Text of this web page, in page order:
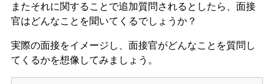
またそれに関することで追加質問されるとしたら、面接
官はどんなことを聞いてくるでしょうか？
実際の面接をイメージし、面接官がどんなことを質問し
てくるかを想像してみましょう。